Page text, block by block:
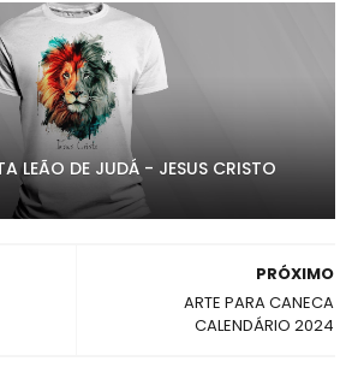
LEÃO DE JUDÁ - JESUS CRISTO
PRÓXIMO
ARTE PARA CANECA
CALENDÁRIO 2024